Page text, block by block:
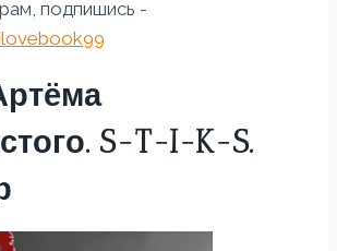
подпишись -
S-T-I-K-S.